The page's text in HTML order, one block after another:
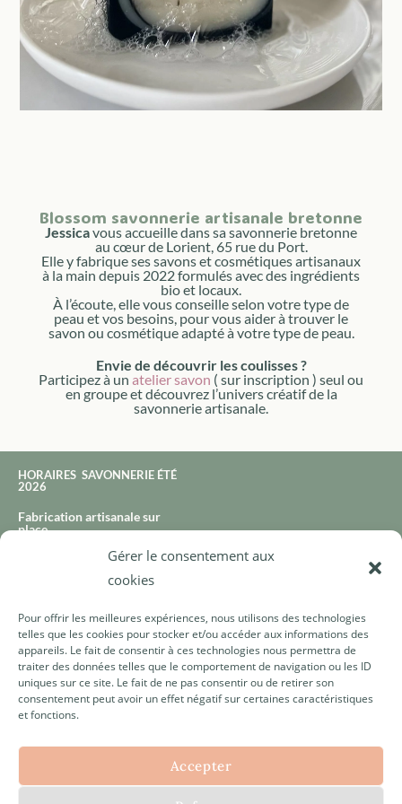
Gérer le consentement aux
cookies
Pour offrir les meilleures expériences, nous utilisons des technologies
telles que les cookies pour stocker et/ou accéder aux informations des
appareils. Le fait de consentir à ces technologies nous permettra de
traiter des données telles que le comportement de navigation ou les ID
uniques sur ce site. Le fait de ne pas consentir ou de retirer son
consentement peut avoir un effet négatif sur certaines caractéristiques
et fonctions.
Accepter
Blossom savonnerie artisanale bretonne
Jessicavous accueille dans sa savonnerie bretonne
au cœur de Lorient, 65 rue du Port.
Elle y fabrique ses savons et cosmétiques artisanaux
à la main depuis 2022 formulés avec des ingrédients
bio et locaux.
À l’écoute, elle vous conseille selon votre type de
peau et vos besoins, pour vous aider à trouver le
savon ou cosmétique adapté à votre type de peau.
Envie de découvrir les coulisses ?
Participez à un atelier savon ( sur inscription ) seul ou
en groupe et découvrez l’univers créatif de la
savonnerie artisanale.
HORAIRES SAVONNERIE ÉTÉ
2026
Fabrication artisanale sur
place
65 rue du port à Lorient
Mardi : 10h-12h30 I 13h30-
Mercredi : 10h-12h30 I 13h30-
18h30
Jeudi : 10h-12h30 I 13h30-
18h30
Vendredi : 10h-12h30 I 13h30-